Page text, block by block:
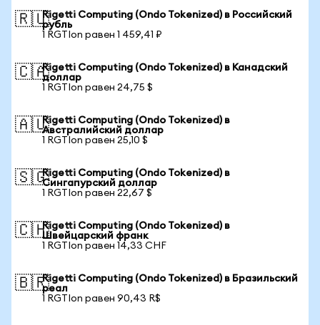
🇷🇺Rigetti Computing (Ondo Tokenized) в Российский
рубль
1 RGTIon равен 1 459,41 ₽
🇨🇦Rigetti Computing (Ondo Tokenized) в Канадский
доллар
1 RGTIon равен 24,75 $
🇦🇺Rigetti Computing (Ondo Tokenized) в
Австралийский доллар
1 RGTIon равен 25,10 $
🇸🇬Rigetti Computing (Ondo Tokenized) в
Сингапурский доллар
1 RGTIon равен 22,67 $
🇨🇭Rigetti Computing (Ondo Tokenized) в
Швейцарский франк
1 RGTIon равен 14,33 CHF
🇧🇷Rigetti Computing (Ondo Tokenized) в Бразильский
реал
1 RGTIon равен 90,43 R$